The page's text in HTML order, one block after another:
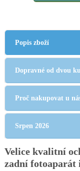
Popis zboží
Dopravné od dvou
Proč nakupovat u
Srpen 2026
Velice kvalitní
zadní fotoaparát